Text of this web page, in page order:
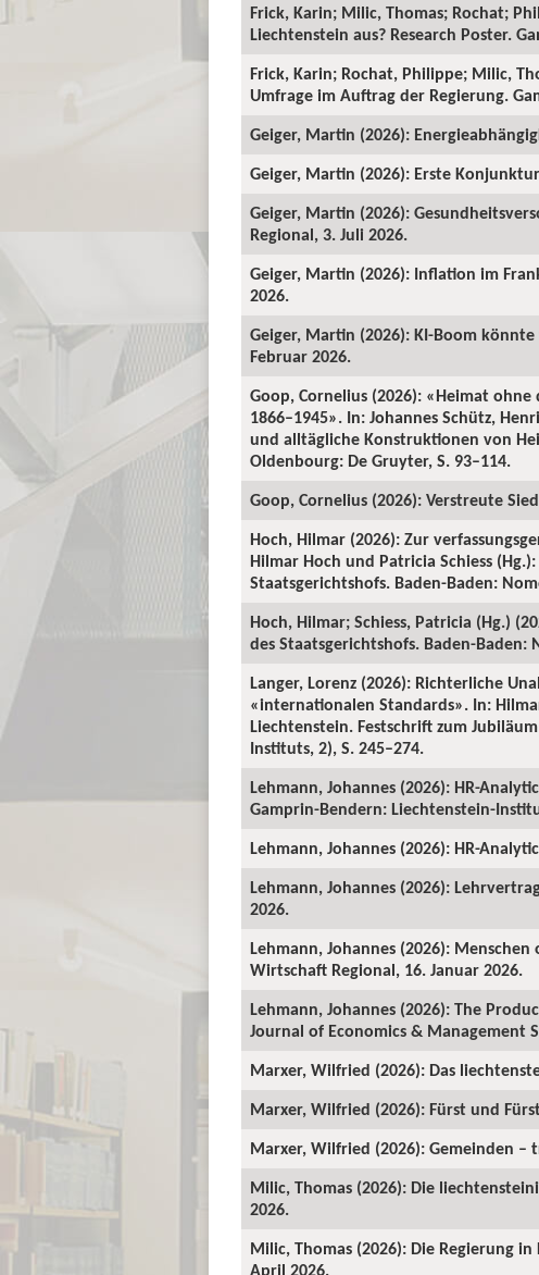
Frick, Karin; Milic, Thomas; Rochat;
Liechtenstein aus? Research Poster.
Frick, Karin; Rochat, Philippe; Milic,
Umfrage im Auftrag der Regierung.
Geiger, Martin (2026):
Geiger, Martin (2026): Erste
Geiger, Martin (2026):
Regional, 3. Juli 2026.
Geiger, Martin (2026): Inflation im
2026.
Geiger, Martin (2026): KI-Boom
Februar 2026.
Goop, Cornelius (2026): «Heimat
1866–1945». In: Johannes Schütz,
und alltägliche Konstruktionen von
Oldenbourg: De Gruyter, S. 93–114.
Goop, Cornelius (2026): Verstreute
Hoch, Hilmar (2026): Zur
Hilmar Hoch und Patricia Schiess
Staatsgerichtshofs. Baden-Baden:
Hoch, Hilmar; Schiess, Patricia (Hg.)
des Staatsgerichtshofs. Baden-
Langer, Lorenz (2026): Richterliche
«internationalen Standards». In:
Liechtenstein. Festschrift zum
Instituts, 2), S. 245–274.
Lehmann, Johannes (2026): HR-
Gamprin-Bendern: Liechtenstein-
Lehmann, Johannes (2026): HR-
Lehmann, Johannes (2026):
2026.
Lehmann, Johannes (2026):
Wirtschaft Regional, 16. Januar 2026.
Lehmann, Johannes (2026): The
Journal of Economics & Management
Marxer, Wilfried (2026): Das
Marxer, Wilfried (2026): Fürst und
Marxer, Wilfried (2026): Gemeinden –
Milic, Thomas (2026): Die
2026.
Milic, Thomas (2026): Die Regierung
April 2026.